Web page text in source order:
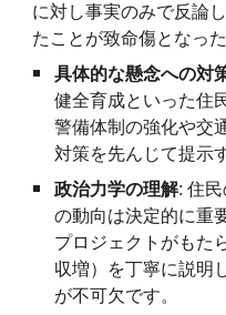
に対し事実のみで反論
たことが致命傷となっ
具体的な懸念への対
健全育成といった住
警備体制の強化や交
対策を先んじて提示
政治力学の理解: 住
の動向は決定的に重
プロジェクトがもた
収増）を丁寧に説明
が不可欠です。